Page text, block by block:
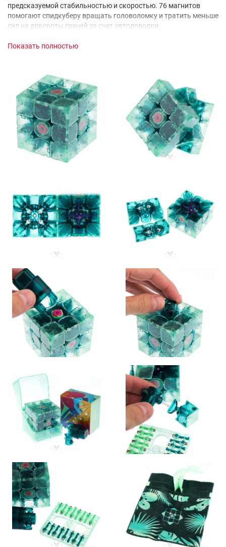
Показать полностью
предсказуемой стабильностью и скоростью. 76 магнитов
помогают спидкуберу вращать головоломку и тратить меньше
сил на довороты граней за счет автодоводки.
Настройки.Спидкуберам доступно по 6 регулировок для
Комплектация.С головоломкой идет богатый комплект:
коллекционный мешочек, зеленый бокс со сменными
магнитами, ключ для настройки и ключ для снятия крышки
центра, карточки кубика Рубика и два набора стикеров.
Наклейки идут как в классической расцветке, так и красивые
с джунглями. И все это в невероятной коробке с
переливчатыми цветами!
Магнитный кубик Рубика для коллекции Ган 15 М Маглев
Эмеральдо ЛИМИТЕД – желанное приобретение для любого
спидкубера. Профессиональные кубики Рубика для
спидкубинга и их лимитированные версии – оригинальные